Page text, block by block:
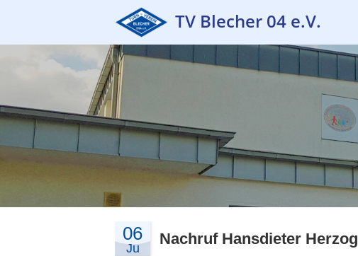
TV Blecher 04 e.V.
06
Ju
Nachruf Hansdieter Herzog